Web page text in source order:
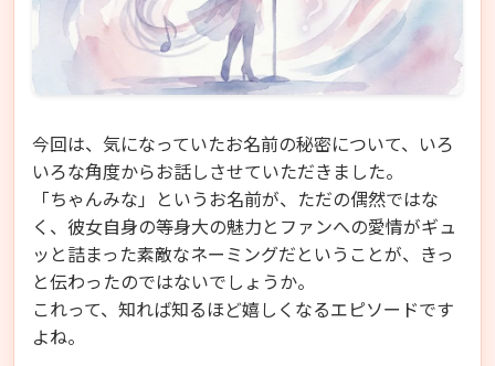
今回は、気になっていたお名前の秘密について、いろ
いろな角度からお話しさせていただきました。
「ちゃんみな」というお名前が、ただの偶然ではな
く、彼女自身の等身大の魅力とファンへの愛情がギュ
ッと詰まった素敵なネーミングだということが、きっ
と伝わったのではないでしょうか。
これって、知れば知るほど嬉しくなるエピソードです
よね。